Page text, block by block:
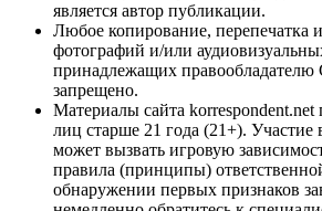
является автор публикации.
Любое копирование, перепечатка
фотографий и/или
принадлежащих правообладателю
запрещено.
Материалы сайта korrespondent.net
лиц старше 21 года (21+). Участие
может вызвать игровую
правила (принципы)
обнаружении первых признаков